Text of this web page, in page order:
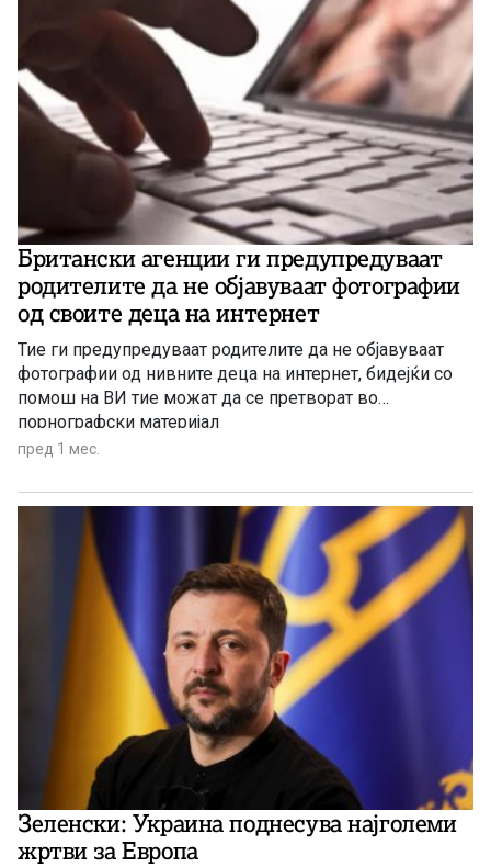
Британски агенции ги предупредуваат
родителите да не објавуваат фотографии
од своите деца на интернет
Тие ги предупредуваат родителите да не објавуваат
фотографии од нивните деца на интернет, бидејќи со
помош на ВИ тие можат да се претворат во
порнографски материјал
пред 1 мес.
Зеленски: Украина поднесува најголеми
жртви за Европа